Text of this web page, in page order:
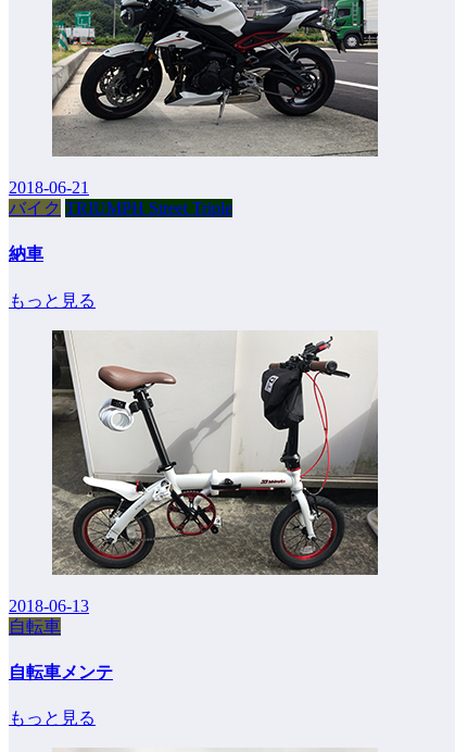
2018-06-21
バイク TRIUMPH Street Triple
納車
もっと見る
2018-06-13
自転車
自転車メンテ
もっと見る